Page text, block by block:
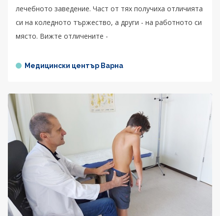
лечебното заведение. Част от тях получиха отличията
си на коледното тържество, а други - на работното си
място. Вижте отличените -
Медицински център Варна